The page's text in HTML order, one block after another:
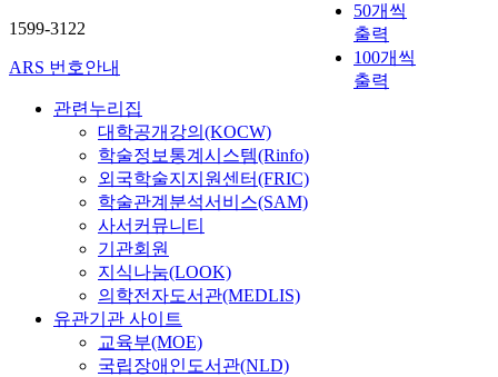
50개씩
출력
100개씩
출력
1599-3122
ARS 번호안내
관련누리집
대학공개강의(KOCW)
학술정보통계시스템(Rinfo)
외국학술지지원센터(FRIC)
학술관계분석서비스(SAM)
사서커뮤니티
기관회원
지식나눔(LOOK)
의학전자도서관(MEDLIS)
유관기관 사이트
교육부(MOE)
국립장애인도서관(NLD)